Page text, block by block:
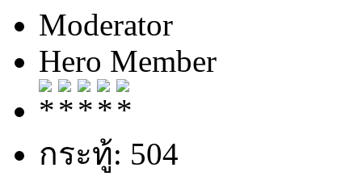
Moderator
Hero Member
กระทู้: 504